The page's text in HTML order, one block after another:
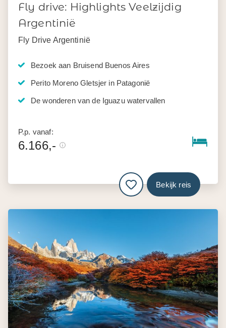
Fly drive: Highlights Veelzijdig
Argentinië
Fly Drive Argentinië
Bezoek aan Bruisend Buenos Aires
Perito Moreno Gletsjer in Patagonië
De wonderen van de Iguazu watervallen
P.p. vanaf:
6.166,-
Bekijk reis